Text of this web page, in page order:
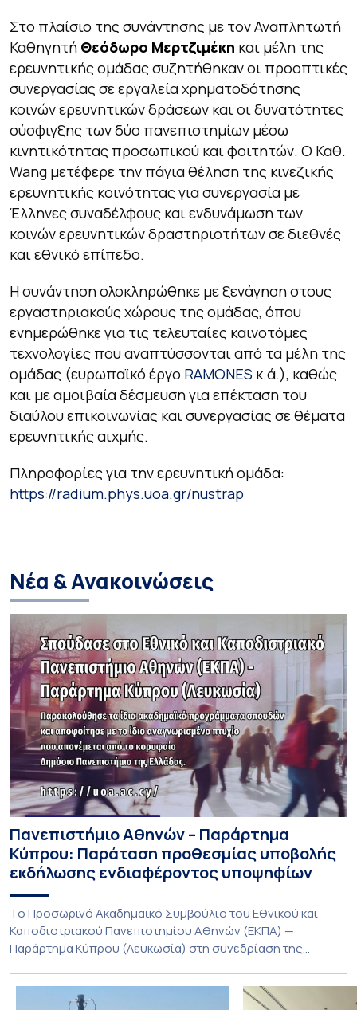
Στο πλαίσιο της συνάντησης με τον Αναπλητωτή
Καθηγητή Θεόδωρο Μερτζιμέκη και μέλη της
ερευνητικής ομάδας συζητήθηκαν οι προοπτικές
συνεργασίας σε εργαλεία χρηματοδότησης
κοινών ερευνητικών δράσεων και οι δυνατότητες
σύσφιγξης των δύο πανεπιστημίων μέσω
κινητικότητας προσωπικού και φοιτητών. Ο Καθ.
Wang μετέφερε την πάγια θέληση της κινεζικής
ερευνητικής κοινότητας για συνεργασία με
Έλληνες συναδέλφους και ενδυνάμωση των
κοινών ερευνητικών δραστηριοτήτων σε διεθνές
και εθνικό επίπεδο.
Η συνάντηση ολοκληρώθηκε με ξενάγηση στους
εργαστηριακούς χώρους της ομάδας, όπου
ενημερώθηκε για τις τελευταίες καινοτόμες
τεχνολογίες που αναπτύσσονται από τα μέλη της
ομάδας (ευρωπαϊκό έργο RAMONES κ.ά.), καθώς
και με αμοιβαία δέσμευση για επέκταση του
διαύλου επικοινωνίας και συνεργασίας σε θέματα
ερευνητικής αιχμής.
Πληροφορίες για την ερευνητική ομάδα:
https://radium.phys.uoa.gr/nustrap
Νέα & Ανακοινώσεις
Πανεπιστήμιο Αθηνών – Παράρτημα
Κύπρου: Παράταση προθεσμίας υποβολής
εκδήλωσης ενδιαφέροντος υποψηφίων
Το Προσωρινό Ακαδημαϊκό Συμβούλιο του Εθνικού και
Καποδιστριακού Πανεπιστημίου Αθηνών (ΕΚΠΑ) —
Παράρτημα Κύπρου (Λευκωσία) στη συνεδρίαση της
παράταση της προθεσμίας υποβολής εκδήλωσης
ενδιαφέροντος για την φοίτηση σε Προγράμματα Σπουδών,